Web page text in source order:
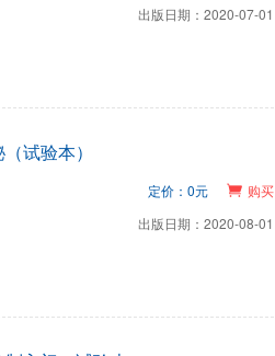
出版日期：2020-07-01
试验本）
购买
定价：0元
出版日期：2020-08-01